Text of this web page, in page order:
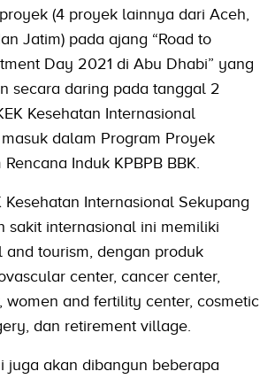
(4 proyek lainnya dari Aceh,
Jatim) pada ajang “Road to
Day 2021 di Abu Dhabi” yang
secara daring pada tanggal 2
Kesehatan Internasional
dalam Program Proyek
Induk KPBPB BBK.
Kesehatan Internasional Sekupang
sakit internasional ini memiliki
and tourism, dengan produk
center, cancer center,
women and fertility center, cosmetic
dan retirement village.
juga akan dibangun beberapa